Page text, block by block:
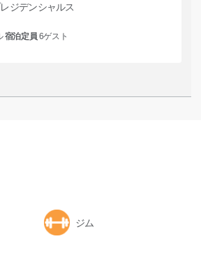
ジデンシャルス
宿泊定員 6ゲスト
ジム